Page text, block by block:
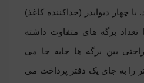
چهار دیوایدر (جداکننده کاغذ)
تعداد برگه های متفاوت داشته
راحتی بین برگه ها جابه جا می
هزینه 4 دفتر را به جای یک دفتر پرداخت می